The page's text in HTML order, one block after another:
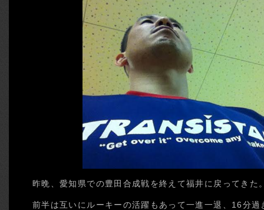
昨晩、愛知県での豊田合成戦を終えて福井に戻ってきた
前半は互いにルーキーの活躍もあって一進一退、16分